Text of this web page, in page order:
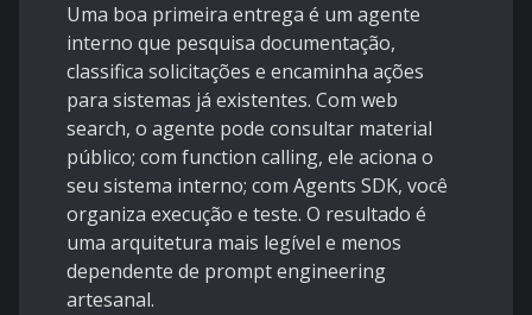
Uma boa primeira entrega é um agente
interno que pesquisa documentação,
classifica solicitações e encaminha ações
para sistemas já existentes. Com web
search, o agente pode consultar material
público; com function calling, ele aciona o
seu sistema interno; com Agents SDK, você
organiza execução e teste. O resultado é
uma arquitetura mais legível e menos
dependente de prompt engineering
artesanal.